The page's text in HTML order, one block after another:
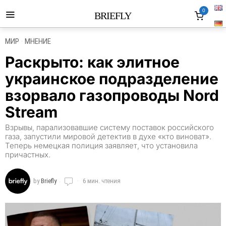
BRIEFLY 0
МИР · МНЕНИЕ
Раскрыто: как элитное
украинское подразделение
взорвало газопроводы Nord
Stream
Взрывы, парализовавшие систему поставок российского
газа, запустили мировой детектив в духе «кто виноват».
Теперь немецкая полиция заявляет, что установила
причастных.
byBriefly 6 мин. чтения